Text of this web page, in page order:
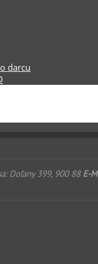
darcu
Doľany 399, 900 88 E-